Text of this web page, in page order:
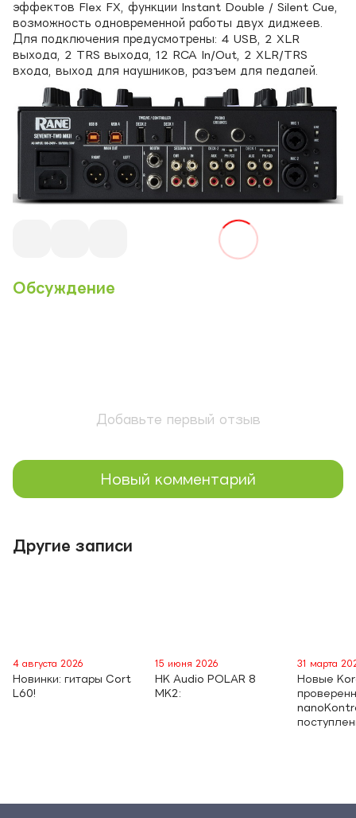
эффектов Flex FX, функции Instant Double / Silent Cue,
возможность одновременной работы двух диджеев.
Для подключения предусмотрены: 4 USB, 2 XLR
выхода, 2 TRS выхода, 12 RCA In/Out, 2 XLR/TRS
входа, выход для наушников, разъем для педалей.
Обсуждение
Добавьте первый отзыв
Новый комментарий
Другие записи
4 августа 2026
Новинки: гитары Cort
L60!
15 июня 2026
HK Audio POLAR 8
MK2:
31 марта
Новые